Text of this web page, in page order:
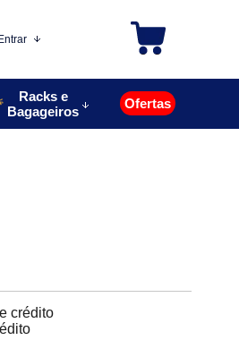
Racks e
Bagageiros
Ofertas
crédito